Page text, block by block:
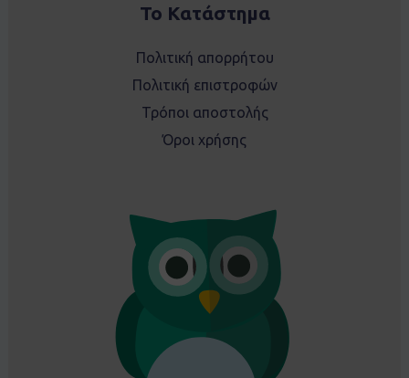
Το Κατάστημα
Πολιτική απορρήτου
Πολιτική επιστροφών
Τρόποι αποστολής
Όροι χρήσης